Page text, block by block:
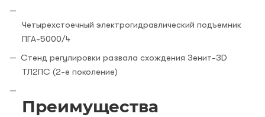
Четырехстоечный электрогидравлический подъемник
ПГА-5000/4
Стенд регулировки развала схождения Зенит-3D
ТЛ2ПС (2-е поколение)
Преимущества